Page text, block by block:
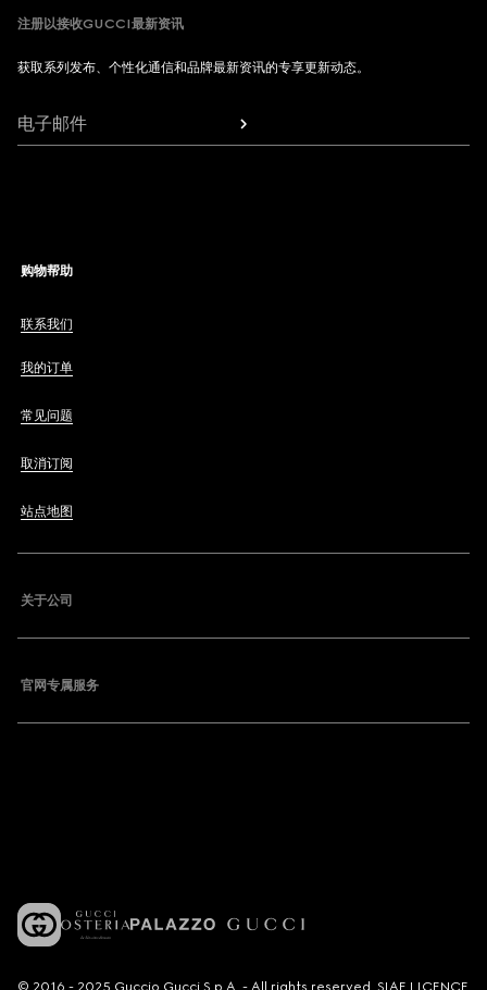
注册以接收GUCCI最新资讯
获取系列发布、个性化通信和品牌最新资讯的专享更新动态。
电子邮件
购物帮助
联系我们
我的订单
常见问题
取消订阅
站点地图
关于公司
官网专属服务
© 2016 - 2025 Guccio Gucci S.p.A. - All rights reserved. SIAE LICENCE